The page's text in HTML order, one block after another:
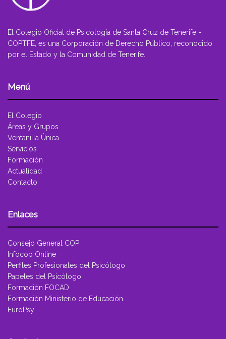
El Colegio Oficial de Psicología de Santa Cruz de Tenerife -
COPTFE, es una Corporación de Derecho Público, reconocido
por el Estado y la Comunidad de Tenerife.
Menú
El Colegio
Áreas y Grupos
Ventanilla Única
Servicios
Formación
Actualidad
Contacto
Enlaces
Consejo General COP
Infocop Online
Perfiles Profesionales del Psicólogo
Papeles del Psicólogo
Formación FOCAD
Formación Ministerio de Educación
EuroPsy